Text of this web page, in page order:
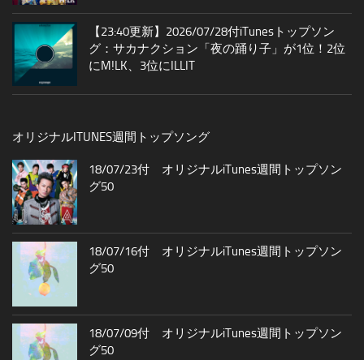
【23:40更新】2026/07/28付iTunesトップソン
グ：サカナクション「夜の踊り子」が1位！2位
にM!LK、3位にILLIT
オリジナルITUNES週間トップソング
18/07/23付 オリジナルiTunes週間トップソン
グ50
18/07/16付 オリジナルiTunes週間トップソン
グ50
18/07/09付 オリジナルiTunes週間トップソン
グ50